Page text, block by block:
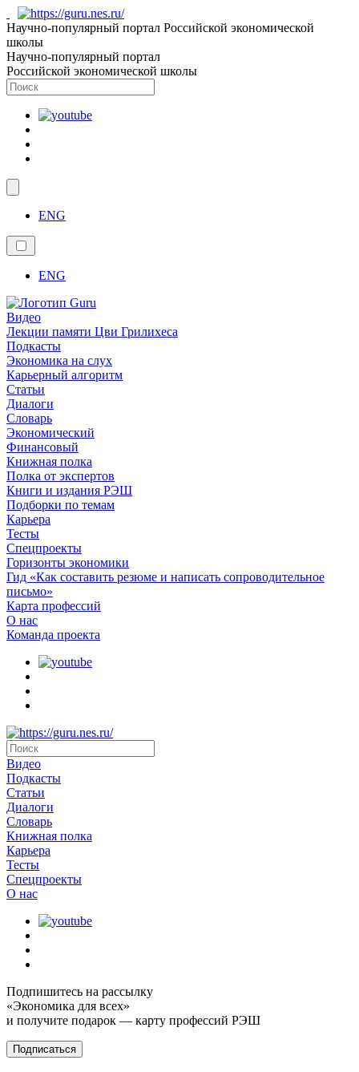
Научно-популярный портал Российской экономической
школы
Научно-популярный портал
Российской экономической школы
ENG
ENG
Видео
Лекции памяти Цви Грилихеса
Подкасты
Экономика на слух
Карьерный алгоритм
Статьи
Диалоги
Словарь
Экономический
Финансовый
Книжная полка
Полка от экспертов
Книги и издания РЭШ
Подборки по темам
Карьера
Тесты
Спецпроекты
Горизонты экономики
Гид «Как составить резюме и написать сопроводительное
письмо»
Карта профессий
О наc
Команда проекта
Видео
Подкасты
Статьи
Диалоги
Словарь
Книжная полка
Карьера
Тесты
Спецпроекты
О наc
Подпишитесь на рассылку
«Экономика для всех»
и получите подарок — карту профессий РЭШ
Подписаться